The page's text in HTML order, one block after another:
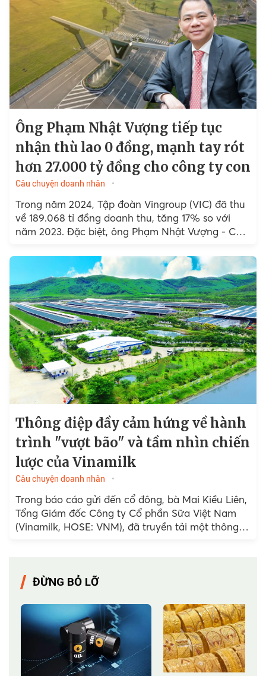
Ông Phạm Nhật Vượng tiếp tục
nhận thù lao 0 đồng, mạnh tay rót
hơn 27.000 tỷ đồng cho công ty con
Câu chuyện doanh nhân
Trong năm 2024, Tập đoàn Vingroup (VIC) đã thu
về 189.068 tỉ đồng doanh thu, tăng 17% so với
năm 2023. Đặc biệt, ông Phạm Nhật Vượng - Chủ
Thông điệp đầy cảm hứng về hành
trình "vượt bão" và tầm nhìn chiến
lược của Vinamilk
Câu chuyện doanh nhân
Trong báo cáo gửi đến cổ đông, bà Mai Kiều Liên,
Tổng Giám đốc Công ty Cổ phần Sữa Việt Nam
(Vinamilk, HOSE: VNM), đã truyền tải một thông
ĐỪNG BỎ LỠ